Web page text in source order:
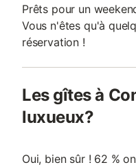
Prêts pour un
Vous n'êtes qu'à
réservation !
Les gîtes à
luxueux?
Oui, bien sûr ! 62 %